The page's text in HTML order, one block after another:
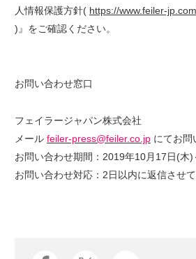
人情報保護方針( https://www.feiler-
)』をご確認ください。
お問い合わせ窓口
フェイラージャパン株式会社
メール feiler-press@feiler.co.jpにてお問
お問い合わせ期間：2019年10月17日(木
お問い合わせ対応：2日以内に返信させて